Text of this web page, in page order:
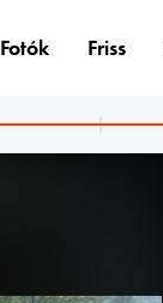
Fotók Friss